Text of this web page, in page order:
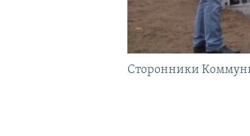
Сторонники